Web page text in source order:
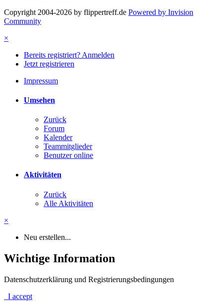
Copyright 2004-2026 by flippertreff.de Powered by Invision
Community
×
Bereits registriert? Anmelden
Jetzt registrieren
Impressum
Umsehen
Zurück
Forum
Kalender
Teammitglieder
Benutzer online
Aktivitäten
Zurück
Alle Aktivitäten
×
Neu erstellen...
Wichtige Information
Datenschutzerklärung und Registrierungsbedingungen
I accept